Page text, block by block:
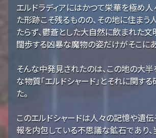
エルドラディアにはかつて栄華を極め
た形跡こそ残るものの、その地に住ま
たらず、鬱蒼とした大自然に飲まれた
闊歩する凶暴な魔物の姿だけがそこにあ
そんな中発見されたのは、この地の大
な物質「エルドシャード」とそれに関す
た。
このエルドシャードは人々の記憶や遺
報を内包している不思議な鉱石であり